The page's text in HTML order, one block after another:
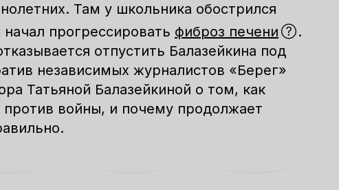
Там у школьника обострился
прогрессировать фиброз печени
.
отпустить Балазейкина под
независимых журналистов «Берег»
Татьяной Балазейкиной о том, как
войны, и почему продолжает